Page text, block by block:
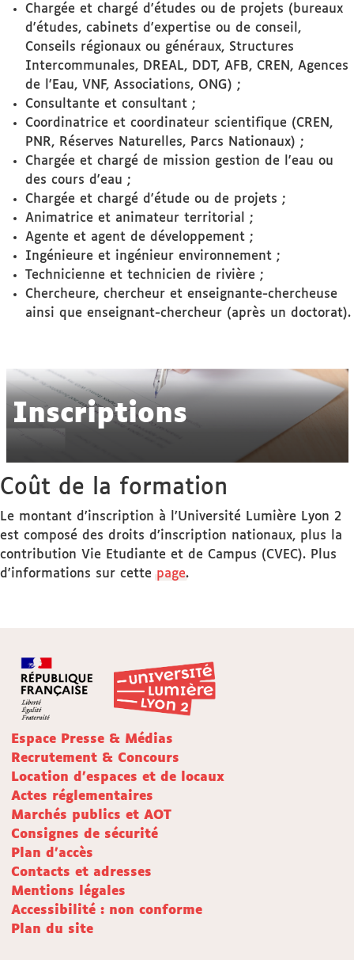
Chargée et chargé d'études ou de projets (bureaux
d'études, cabinets d'expertise ou de conseil,
Conseils régionaux ou généraux, Structures
Intercommunales, DREAL, DDT, AFB, CREN, Agences
de l'Eau, VNF, Associations, ONG) ;
Consultante et consultant ;
Coordinatrice et coordinateur scientifique (CREN,
PNR, Réserves Naturelles, Parcs Nationaux) ;
Chargée et chargé de mission gestion de l'eau ou
des cours d'eau ;
Chargée et chargé d'étude ou de projets ;
Animatrice et animateur territorial ;
Agente et agent de développement ;
Ingénieure et ingénieur environnement ;
Technicienne et technicien de rivière ;
Chercheure, chercheur et enseignante-chercheuse
ainsi que enseignant-chercheur (après un doctorat).
Inscriptions
Coût de la formation
Le montant d’inscription à l’Université Lumière Lyon 2
est composé des droits d’inscription nationaux, plus la
contribution Vie Etudiante et de Campus (CVEC). Plus
d'informations sur cette page.
Espace Presse & Médias
Recrutement & Concours
Location d'espaces et de locaux
Actes réglementaires
Marchés publics et AOT
Consignes de sécurité
Plan d'accès
Contacts et adresses
Mentions légales
Accessibilité : non conforme
Plan du site